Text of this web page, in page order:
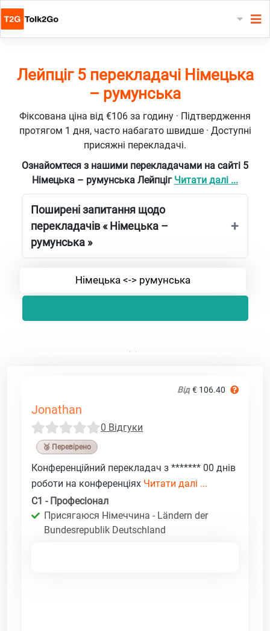
Лейпціг 5 перекладачі Німецька
– румунська
Фіксована ціна від €106 за годину · Підтвердження
протягом 1 дня, часто набагато швидше · Доступні
присяжні перекладачі.
Ознайомтеся з нашими перекладачами на сайті 5
Німецька – румунська Лейпціг Читати далі ...
Поширені запитання щодо
перекладачів « Німецька –
румунська »
Німецька <-> румунська
Від € 106.40
Jonathan
0 Відгуки
🥉 Перевірено
Конференційний перекладач з ******* 00 днів
роботи на конференціях Читати далі ...
C1 - Професіонал
Присягаюся Німеччина - Ländern der
Bundesrepublik Deutschland